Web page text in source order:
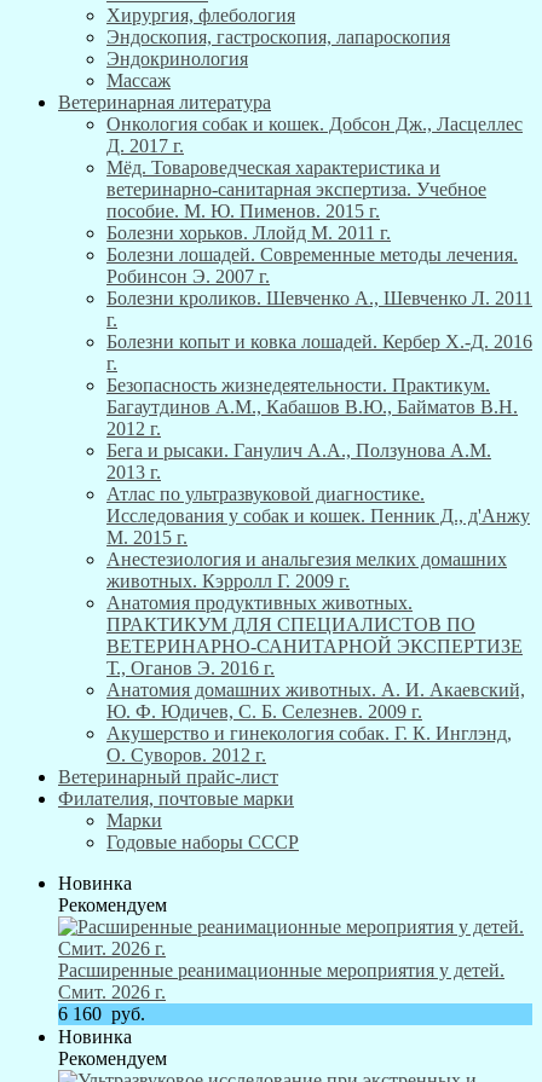
Хирургия, флебология
Эндоскопия, гастроскопия, лапароскопия
Эндокринология
Массаж
Ветеринарная литература
Онкология собак и кошек. Добсон Дж., Ласцеллес
Д. 2017 г.
Мёд. Товароведческая характеристика и
ветеринарно-санитарная экспертиза. Учебное
пособие. М. Ю. Пименов. 2015 г.
Болезни хорьков. Ллойд М. 2011 г.
Болезни лошадей. Современные методы лечения.
Робинсон Э. 2007 г.
Болезни кроликов. Шевченко А., Шевченко Л. 2011
г.
Болезни копыт и ковка лошадей. Кербер Х.-Д. 2016
г.
Безопасность жизнедеятельности. Практикум.
Багаутдинов А.М., Кабашов В.Ю., Байматов В.Н.
2012 г.
Бега и рысаки. Ганулич А.А., Ползунова А.М.
2013 г.
Атлас по ультразвуковой диагностике.
Исследования у собак и кошек. Пенник Д., д'Анжу
М. 2015 г.
Анестезиология и анальгезия мелких домашних
животных. Кэрролл Г. 2009 г.
Анатомия продуктивных животных.
ПРАКТИКУМ ДЛЯ СПЕЦИАЛИСТОВ ПО
ВЕТЕРИНАРНО-САНИТАРНОЙ ЭКСПЕРТИЗЕ
Т., Оганов Э. 2016 г.
Анатомия домашних животных. А. И. Акаевский,
Ю. Ф. Юдичев, С. Б. Селезнев. 2009 г.
Акушерство и гинекология собак. Г. К. Инглэнд,
О. Суворов. 2012 г.
Ветеринарный прайс-лист
Филателия, почтовые марки
Марки
Годовые наборы СССР
Новинка
Рекомендуем
Расширенные реанимационные мероприятия у детей.
Смит. 2026 г.
6 160 руб.
Новинка
Рекомендуем